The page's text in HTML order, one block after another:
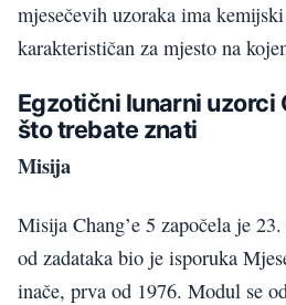
mjesečevih uzoraka ima
karakterističan za mjesto na
Egzotični lunarni uzorci
što trebate znati
Misija
Misija Chang’e 5 započela je
od zadataka bio je isporuka
inače, prva od 1976. Modul se